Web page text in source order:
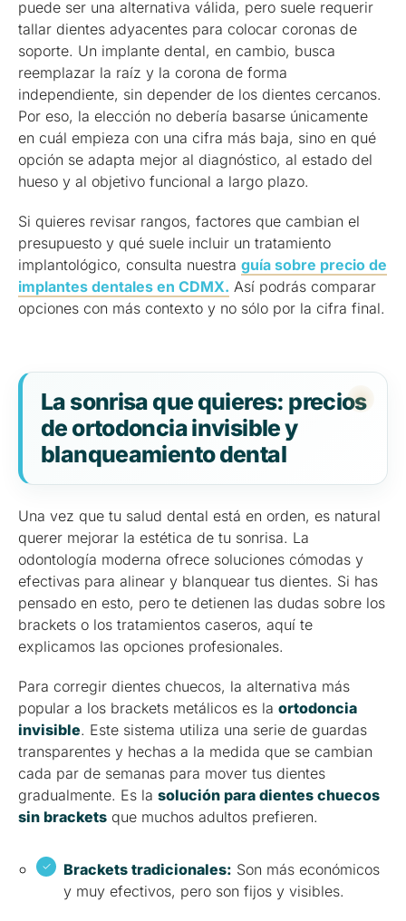
puede ser una alternativa válida, pero suele requerir
tallar dientes adyacentes para colocar coronas de
soporte. Un implante dental, en cambio, busca
reemplazar la raíz y la corona de forma
independiente, sin depender de los dientes cercanos.
Por eso, la elección no debería basarse únicamente
en cuál empieza con una cifra más baja, sino en qué
opción se adapta mejor al diagnóstico, al estado del
hueso y al objetivo funcional a largo plazo.
Si quieres revisar rangos, factores que cambian el
presupuesto y qué suele incluir un tratamiento
implantológico, consulta nuestra guía sobre precio de
implantes dentales en CDMX. Así podrás comparar
opciones con más contexto y no sólo por la cifra final.
La sonrisa que quieres: precios
de ortodoncia invisible y
blanqueamiento dental
Una vez que tu salud dental está en orden, es natural
querer mejorar la estética de tu sonrisa. La
odontología moderna ofrece soluciones cómodas y
efectivas para alinear y blanquear tus dientes. Si has
pensado en esto, pero te detienen las dudas sobre los
brackets o los tratamientos caseros, aquí te
explicamos las opciones profesionales.
Para corregir dientes chuecos, la alternativa más
popular a los brackets metálicos es la ortodoncia
invisible. Este sistema utiliza una serie de guardas
transparentes y hechas a la medida que se cambian
cada par de semanas para mover tus dientes
gradualmente. Es la solución para dientes chuecos
sin brackets que muchos adultos prefieren.
Brackets tradicionales: Son más económicos
y muy efectivos, pero son fijos y visibles.